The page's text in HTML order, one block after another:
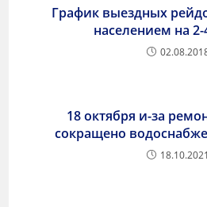
График выездных
населением на 2-
18 октября и-за
сокращено
18.10.2021